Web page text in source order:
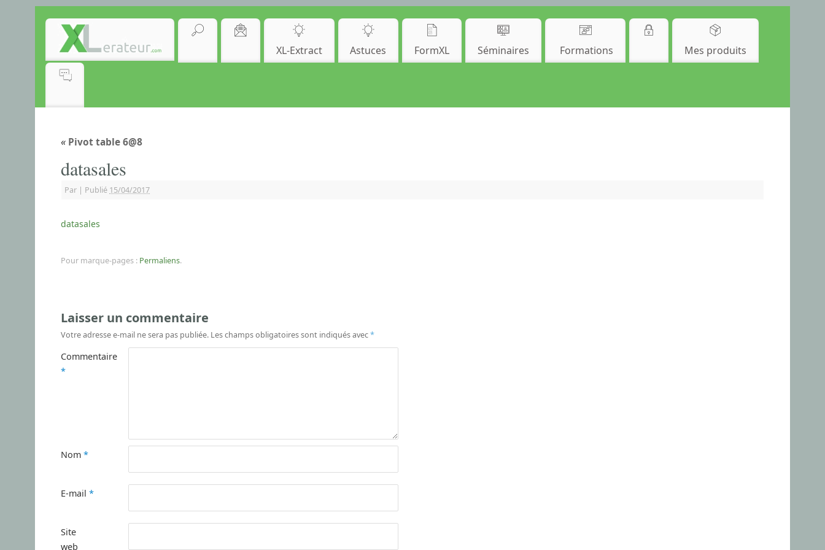
XL-Extract Astuces FormXL Séminaires Formations Mes produits
« Pivot table 6@8
datasales
Par | Publié 15/04/2017
datasales
Pour marque-pages : Permaliens.
Laisser un commentaire
Votre adresse e-mail ne sera pas publiée. Les champs obligatoires sont indiqués avec*
Commentaire
*
Nom *
E-mail *
Site
web